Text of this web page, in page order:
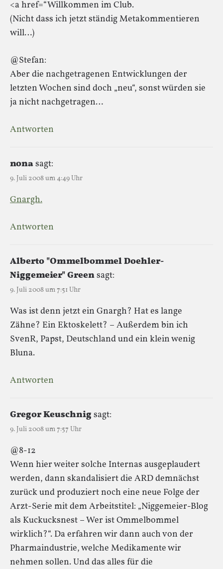
<a href=“Willkommen im Club.
(Nicht dass ich jetzt ständig Metakommentieren
will…)
@Stefan:
Aber die nachgetragenen Entwicklungen der
letzten Wochen sind doch „neu“, sonst würden sie
ja nicht nachgetragen…
Antworten
nonasagt:
9. Juli 2008 um 4:49 Uhr
Gnargh.
Antworten
Alberto "Ommelbommel Doehler-
Niggemeier" Greensagt:
9. Juli 2008 um 7:51 Uhr
Was ist denn jetzt ein Gnargh? Hat es lange
Zähne? Ein Ektoskelett? – Außerdem bin ich
SvenR, Papst, Deutschland und ein klein wenig
Bluna.
Antworten
Gregor Keuschnigsagt:
9. Juli 2008 um 7:57 Uhr
@8-12
Wenn hier weiter solche Internas ausgeplaudert
werden, dann skandalisiert die ARD demnächst
zurück und produziert noch eine neue Folge der
Arzt-Serie mit dem Arbeitstitel: „Niggemeier-Blog
als Kuckucksnest – Wer ist Ommelbommel
wirklich?“. Da erfahren wir dann auch von der
Pharmaindustrie, welche Medikamente wir
nehmen sollen. Und das alles für die